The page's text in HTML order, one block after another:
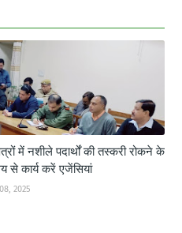
में नशीले पदार्थों की तस्करी रोकने के
से कार्य करें एजेंसियां
2025